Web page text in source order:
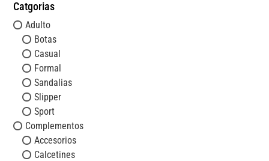
Catgorias
Adulto
Botas
Casual
Formal
Sandalias
Slipper
Sport
Complementos
Accesorios
Calcetines